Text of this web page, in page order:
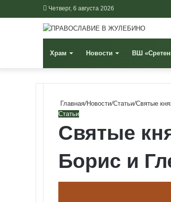
Четверг, 6 августа 2026
Храм Новости ВШ
Главная/Новости/Статьи/Святые
Статьи
Святые
Борис и